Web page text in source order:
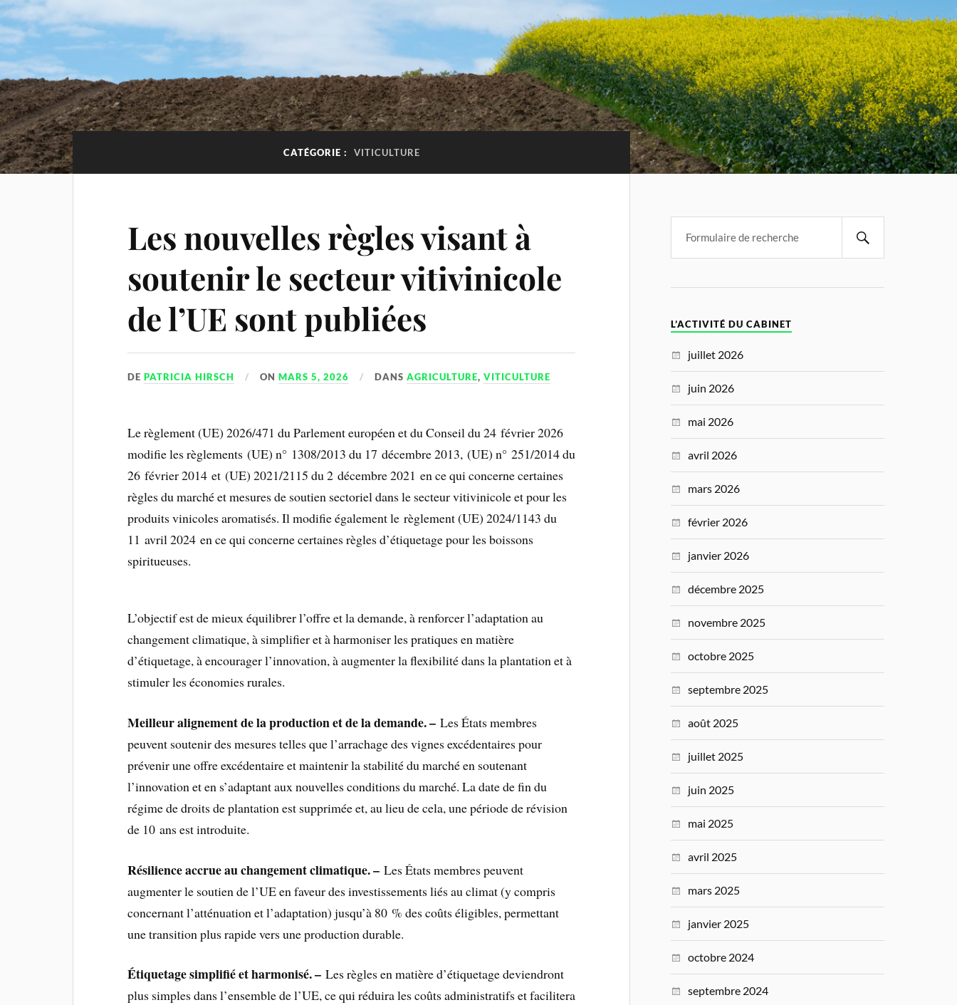
CATÉGORIE : VITICULTURE
Les nouvelles règles visant à
soutenir le secteur vitivinicole
de l’UE sont publiées
DEPATRICIA HIRSCH ONMARS 5, 2026 DANSAGRICULTURE,VITICULTURE
Le règlement (UE) 2026/471 du Parlement européen et du Conseil du 24 février 2026
modifie les règlements (UE) n° 1308/2013 du 17 décembre 2013, (UE) n° 251/2014 du
26 février 2014 et (UE) 2021/2115 du 2 décembre 2021 en ce qui concerne certaines
règles du marché et mesures de soutien sectoriel dans le secteur vitivinicole et pour les
produits vinicoles aromatisés. Il modifie également le règlement (UE) 2024/1143 du
11 avril 2024 en ce qui concerne certaines règles d’étiquetage pour les boissons
spiritueuses.
L’objectif est de mieux équilibrer l’offre et la demande, à renforcer l’adaptation au
changement climatique, à simplifier et à harmoniser les pratiques en matière
d’étiquetage, à encourager l’innovation, à augmenter la flexibilité dans la plantation et à
stimuler les économies rurales.
Meilleur alignement de la production et de la demande. – Les États membres
peuvent soutenir des mesures telles que l’arrachage des vignes excédentaires pour
prévenir une offre excédentaire et maintenir la stabilité du marché en soutenant
l’innovation et en s’adaptant aux nouvelles conditions du marché. La date de fin du
régime de droits de plantation est supprimée et, au lieu de cela, une période de révision
de 10 ans est introduite.
Résilience accrue au changement climatique. – Les États membres peuvent
augmenter le soutien de l’UE en faveur des investissements liés au climat (y compris
concernant l’atténuation et l’adaptation) jusqu’à 80 % des coûts éligibles, permettant
une transition plus rapide vers une production durable.
Étiquetage simplifié et harmonisé. – Les règles en matière d’étiquetage deviendront
plus simples dans l’ensemble de l’UE, ce qui réduira les coûts administratifs et facilitera
L’ACTIVITÉ DU CABINET
juillet 2026
juin 2026
mai 2026
avril 2026
mars 2026
février 2026
janvier 2026
décembre 2025
novembre 2025
octobre 2025
septembre 2025
août 2025
juillet 2025
juin 2025
mai 2025
avril 2025
mars 2025
janvier 2025
octobre 2024
septembre 2024